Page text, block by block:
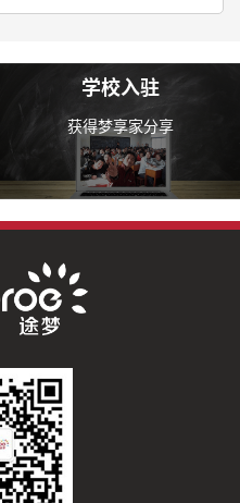
学校入驻
获得梦享家分享